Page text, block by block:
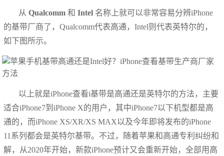
从Qualcomm 和Intel 名称上就可以非常容易分辨iPhone
的基带厂商了，Qualcomm代表高通，Intel则代表英特尔的，
如下图所示。
以上就是iPhone查看i基带是高通还是英特尔的方法，主要
适合iPhone7到iPhone X的用户，其中iPhone7以下机型都是高
通的，而iPhone XS/XR/XS MAX以及今年即将发布的iPhone
11系列都会是英特尔基带。不过，随着苹果和高通专利纠纷和
解，从2020年开始，新款iPhone预计又会重新开始，全部用高